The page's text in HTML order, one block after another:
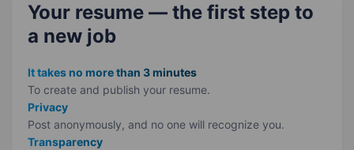
Your resume — the first step to
a new job
It takes no more than 3 minutes
To create and publish your resume.
Privacy
Post anonymously, and no one will recognize you.
Transparency